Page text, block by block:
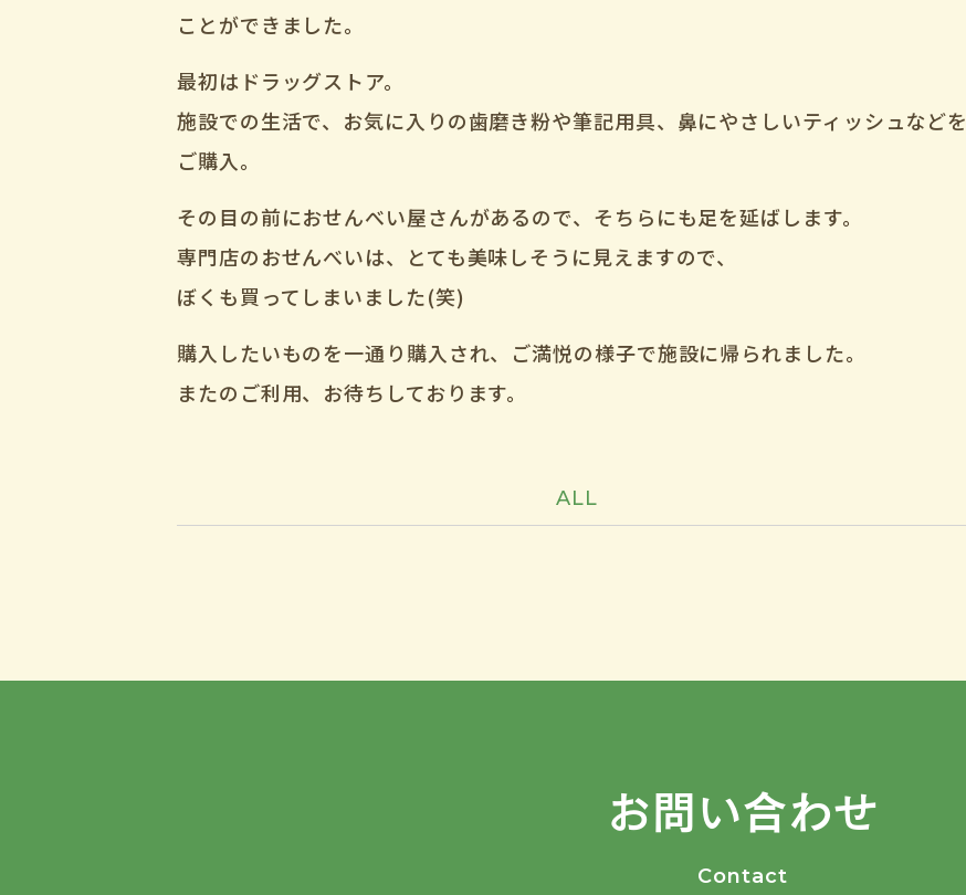
ことができました。
最初はドラッグストア。
施設での生活で、お気に入りの歯磨き粉や筆記用具、鼻にやさしいティッシュなどを
ご購入。
その目の前におせんべい屋さんがあるので、そちらにも足を延ばします。
専門店のおせんべいは、とても美味しそうに見えますので、
ぼくも買ってしまいました(笑)
購入したいものを一通り購入され、ご満悦の様子で施設に帰られました。
またのご利用、お待ちしております。
ALL
お問い合わせ
Contact